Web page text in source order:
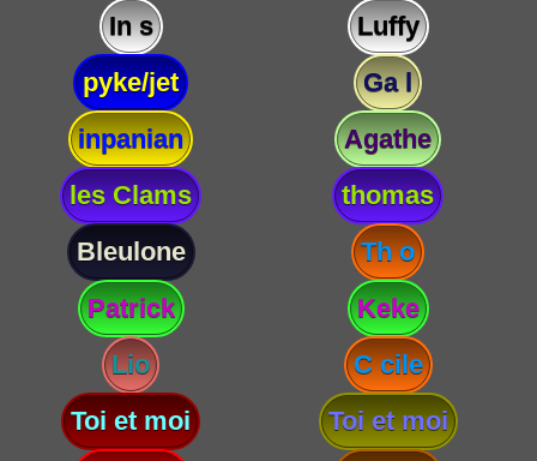
In s
Luffy
pyke/jet
Ga l
inpanian
Agathe
les Clams
thomas
Bleulone
Th o
Patrick
Keke
Lio
C cile
Toi et moi
Toi et moi